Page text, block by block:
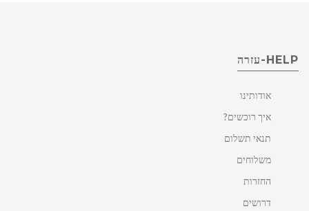
HELP-עזרה
אודותינו
איך רוכשים?
תנאי תשלום
משלוחים
החזרות
דרושים